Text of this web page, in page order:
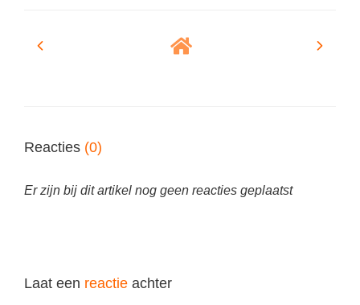
Techniek
Topografie
THEMA'S
LESMATERIAAL
Geld PO
Reacties (0)
Er zijn bij dit artikel nog geen reacties geplaatst
Laat een reactie achter